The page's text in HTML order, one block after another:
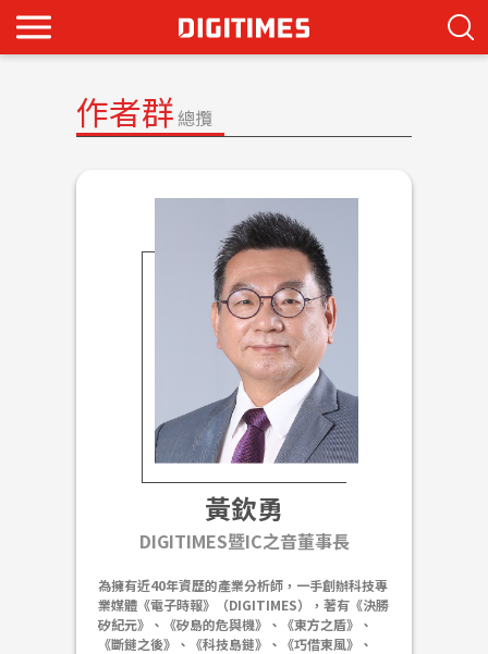
作者群總攬
黃欽勇
DIGITIMES暨IC之音董事長
為擁有近40年資歷的產業分析師，一手創辦科技專
業媒體《電子時報》（DIGITIMES），著有《決勝
矽紀元》、《矽島的危與機》、《東方之盾》、
《斷鏈之後》、《科技島鏈》、《巧借東風》、